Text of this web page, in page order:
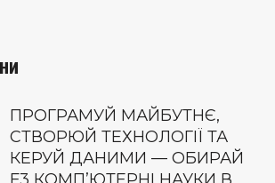
ПРОГРАМУЙ МАЙБУТНЄ,
СТВОРЮЙ ТЕХНОЛОГІЇ ТА
КЕРУЙ ДАНИМИ — ОБИРАЙ
F3 КОМП’ЮТЕРНІ НАУКИ В